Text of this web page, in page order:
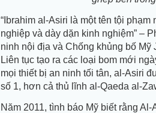
“Ibrahim al-Asiri là một tên tội
nghiệp và dày dặn kinh nghiệm” –
ninh nội địa và Chống khủng bố
Liên tục tạo ra các loại bom mới
mọi thiết bị an ninh tối tân, al-Asiri
số 1, hơn cả thủ lĩnh al-Qaeda al-
Năm 2011, tình báo Mỹ biết rằng